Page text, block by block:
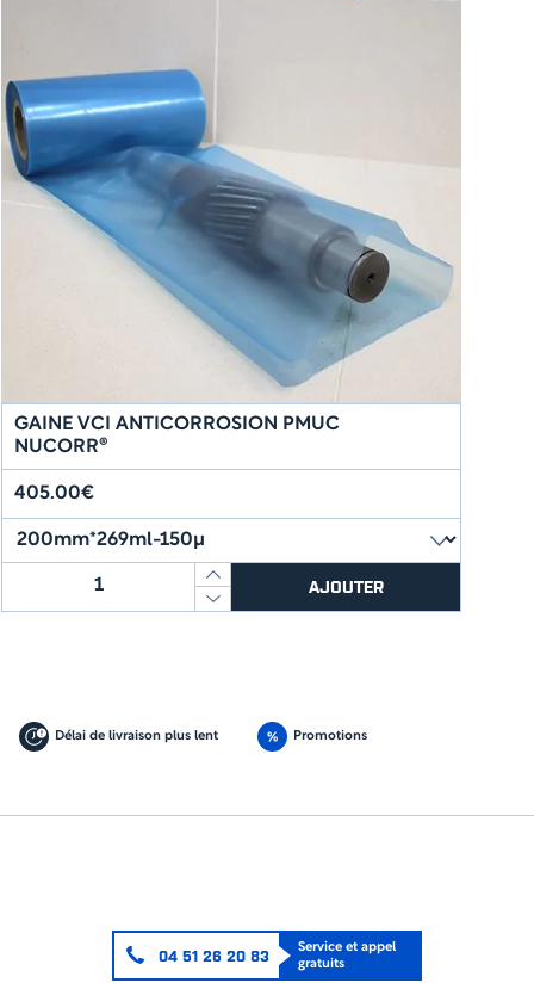
GAINE VCI ANTICORROSION PMUC
NUCORR®
405.00€
NUCORR®
AJOUTER
Délai de livraison plus lent Promotions
04 51 26 20 83
Service et appel
gratuits